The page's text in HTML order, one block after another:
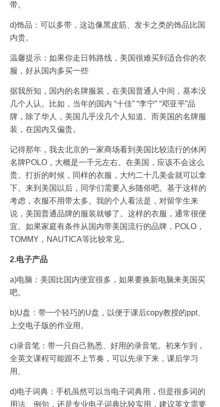
带。
d)饰品：可以多带，这边像黑皮筋、发卡之类的饰品比国
内贵。
温馨提示：如果你走日韩路线，美国很难买到适合你的衣
服，好从国内多买一些
据我所知，国内的名牌服装，在美国普通人中间，基本没
几个人认。比如，当年的国内 “十佳” “李宁” “邓亚平”品
牌，除了华人，美国几乎没几个人知道。而美国的名牌服
装，在国内又偏贵。
记得那年，我去北京的一家商场看到美国比较流行的休闲
名牌POLO，大概是一千元左右。在美国，应该不会这么
贵。打折的时候，同样的衣服，大约二十几美金就可以拿
下。来到美国以后，同学们需要入乡随俗吧。基于这样的
考虑，衣服不用带太多。我的个人看法是，对留学生来
说，美国普通品牌的服装就够了。这样的衣服，通常很便
宜。如果家庭有条件从国内带美国流行的品牌，POLO，
TOMMY，NAUTICA等比较常见。
2.电子产品
a)电脑：美国比国内便宜很多，如果要换新电脑来美国买
吧。
b)U盘：带一个轻巧的U盘，以便于课后copy教授的ppt、
上交电子版的作业用。
c)录音笔：带一只自己熟悉、好用的录音笔。初来乍到，
全英文课程可能跟不上节奏，可以先录下来，课后学习
用。
d)电子词典：手机虽然可以当电子词典用，但是很多词的
用法、例句，还是专业电子词典比较实用，建议英文需要